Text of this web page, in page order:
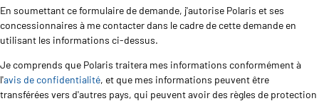
En soumettant ce formulaire de demande, j'autorise Polaris et ses
concessionnaires à me contacter dans le cadre de cette demande en
utilisant les informations ci-dessus.
Je comprends que Polaris traitera mes informations conformément à
l'avis de confidentialité, et que mes informations peuvent être
transférées vers d'autres pays, qui peuvent avoir des règles de protection